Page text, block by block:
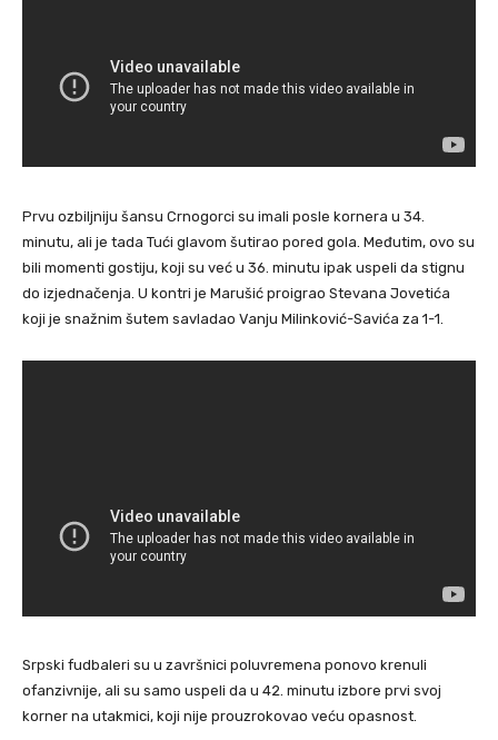
Prvu ozbiljniju šansu Crnogorci su imali posle kornera u 34.
minutu, ali je tada Tući glavom šutirao pored gola. Međutim, ovo su
bili momenti gostiju, koji su već u 36. minutu ipak uspeli da stignu
do izjednačenja. U kontri je Marušić proigrao Stevana Jovetića
koji je snažnim šutem savladao Vanju Milinković-Savića za 1-1.
Srpski fudbaleri su u završnici poluvremena ponovo krenuli
ofanzivnije, ali su samo uspeli da u 42. minutu izbore prvi svoj
korner na utakmici, koji nije prouzrokovao veću opasnost.